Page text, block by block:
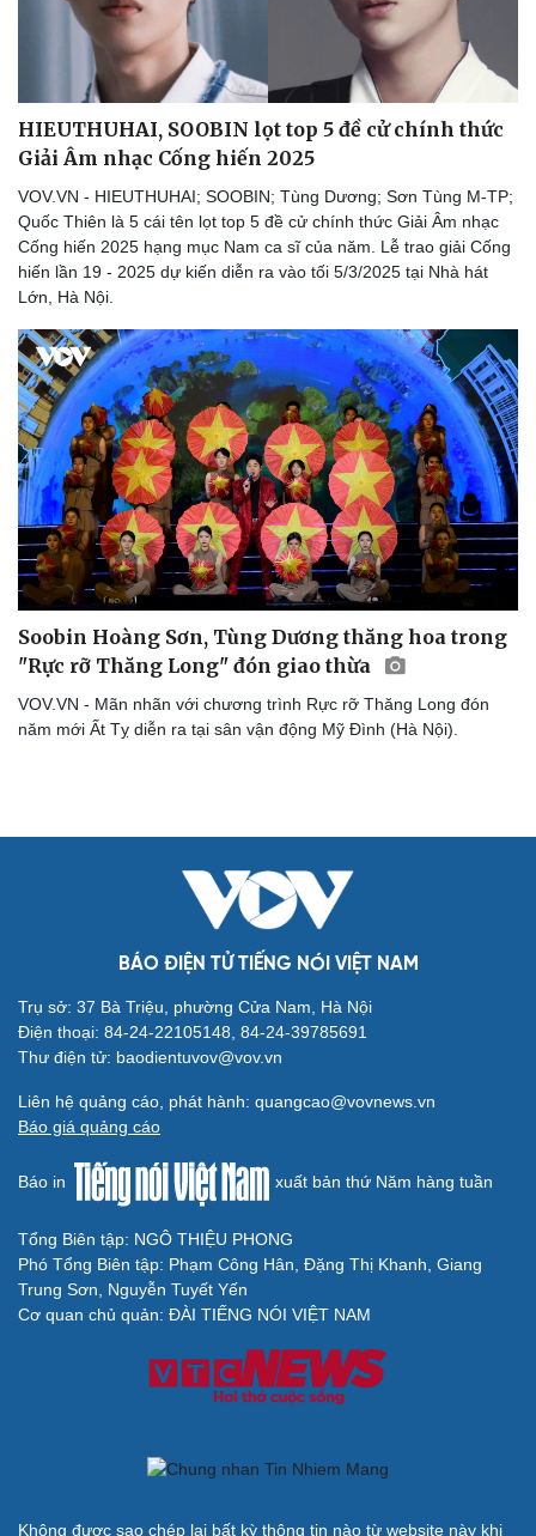
Kể chuyện cho bé
Hạt giống tâm hồn
HIEUTHUHAI, SOOBIN lọt top 5 đề cử chính thức
Giải Âm nhạc Cống hiến 2025
VOV.VN - HIEUTHUHAI; SOOBIN; Tùng Dương; Sơn Tùng M-TP;
Quốc Thiên là 5 cái tên lọt top 5 đề cử chính thức Giải Âm nhạc
Cống hiến 2025 hạng mục Nam ca sĩ của năm. Lễ trao giải Cống
hiến lần 19 - 2025 dự kiến diễn ra vào tối 5/3/2025 tại Nhà hát
Lớn, Hà Nội.
Soobin Hoàng Sơn, Tùng Dương thăng hoa trong
"Rực rỡ Thăng Long" đón giao thừa
VOV.VN - Mãn nhãn với chương trình Rực rỡ Thăng Long đón
năm mới Ất Tỵ diễn ra tại sân vận động Mỹ Đình (Hà Nội).
BÁO ĐIỆN TỬ TIẾNG NÓI VIỆT NAM
Trụ sở: 37 Bà Triệu, phường Cửa Nam, Hà Nội
Điện thoại: 84-24-22105148, 84-24-39785691
Thư điện tử: baodientuvov@vov.vn
Liên hệ quảng cáo, phát hành: quangcao@vovnews.vn
Báo giá quảng cáo
Báo in xuất bản thứ Năm hàng tuần
Tổng Biên tập: NGÔ THIỆU PHONG
Phó Tổng Biên tập: Phạm Công Hân, Đặng Thị Khanh, Giang
Trung Sơn, Nguyễn Tuyết Yến
Cơ quan chủ quản: ĐÀI TIẾNG NÓI VIỆT NAM
Không được sao chép lại bất kỳ thông tin nào từ website này khi